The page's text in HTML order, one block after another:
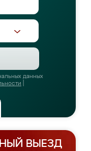
данных
ВЫЕЗД